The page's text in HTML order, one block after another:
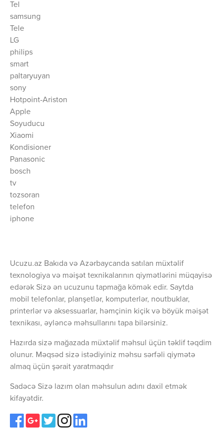
Tel
samsung
Tele
LG
philips
smart
paltaryuyan
sony
Hotpoint-Ariston
Apple
Soyuducu
Xiaomi
Kondisioner
Panasonic
bosch
tv
tozsoran
telefon
iphone
Ucuzu.az Bakıda və Azərbaycanda satılan müxtəlif
texnologiya və məişət texnikalarının qiymətlərini müqayisə
edərək Sizə ən ucuzunu tapmağa kömək edir. Saytda
mobil telefonlar, planşetlər, komputerlər, noutbuklar,
printerlər və aksessuarlar, həmçinin kiçik və böyük məişət
texnikası, əyləncə məhsullarını tapa bilərsiniz.
Hazırda sizə mağazada müxtəlif məhsul üçün təklif təqdim
olunur. Məqsəd sizə istədiyiniz məhsu sərfəli qiymətə
almaq üçün şərait yaratmaqdır
Sadəcə Sizə lazım olan məhsulun adını daxil etmək
kifayətdir.